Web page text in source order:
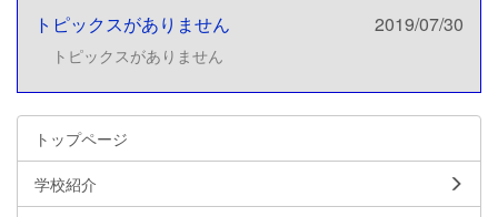
トピックスがありません 2019/07/30
トピックスがありません
トップページ
学校紹介